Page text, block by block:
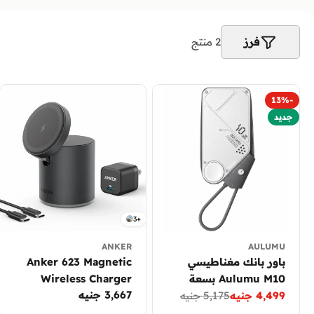
ت
2 منتج فرز
-13%
جديد
AULUMU
باور بانك مغناطيسي
Aulumu M10 بسعة
10000 مللي أمبير متعدد
سعر
4,499 جنيه
السعر
5,175 جنيه
3+
ANKER
Anker 623 Magnetic
Wireless Charger
(MagGo)
السعر
3,667 جنيه